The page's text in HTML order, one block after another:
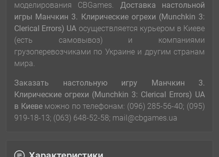
моделирования CBGames. Доставка настольной
игры Манчкин 3. Клирические огрехи (Munchkin 3:
Clerical Errors) UA осуществляется курьером в Киеве
(есть самовывоз) и компаниями
грузоперевозчиками по Украине и другим странам
мира.
Заказать настольную игру
Манчкин 3.
Клирические огрехи (Munchkin 3: Clerical Errors) UA
в Киевеможно по телефонам: (096) 285-56-40; (095)
919-18-13; (063) 648-52-58; mail@cbgames.ua